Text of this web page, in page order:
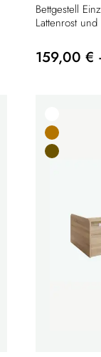
Bettgestell
Lattenrost
159,00 €